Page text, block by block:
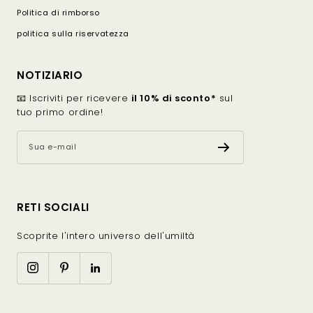
sua sobrietà. Non cerca l’effetto moda, ma la
I diversi stili di giacche in viscosa
La giacca dritta in viscosa
La giacca dritta è una linea facile da indossare.
gonna o un vestito. È una forma ideale per chi cerca
una giacca semplice, elegante e versatile.
Politica di rimborso
politica sulla riservatezza
NOTIZIARIO
📧 Iscriviti per ricevere il 10% di sconto* sul
tuo primo ordine!
Sua e-mail
RETI SOCIALI
Scoprite l'intero universo dell'umiltà